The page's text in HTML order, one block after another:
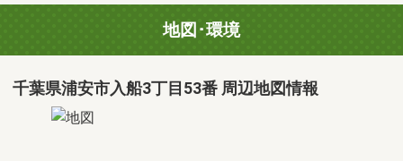
地図･環境
千葉県浦安市入船3丁目53番 周辺地図情報